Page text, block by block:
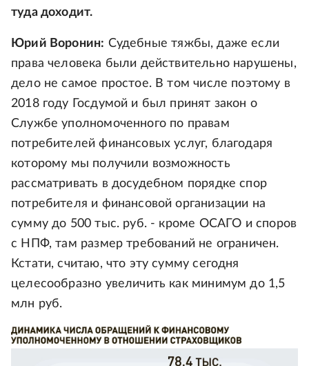
туда доходит.
Юрий Воронин: Судебные тяжбы, даже если
права человека были действительно нарушены,
дело не самое простое. В том числе поэтому в
2018 году Госдумой и был принят закон о
Службе уполномоченного по правам
потребителей финансовых услуг, благодаря
которому мы получили возможность
рассматривать в досудебном порядке спор
потребителя и финансовой организации на
сумму до 500 тыс. руб. - кроме ОСАГО и споров
с НПФ, там размер требований не ограничен.
Кстати, считаю, что эту сумму сегодня
целесообразно увеличить как минимум до 1,5
млн руб.